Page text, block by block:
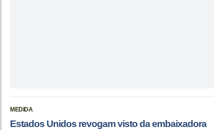
MEDIDA
Estados Unidos revogam visto da embaixadora